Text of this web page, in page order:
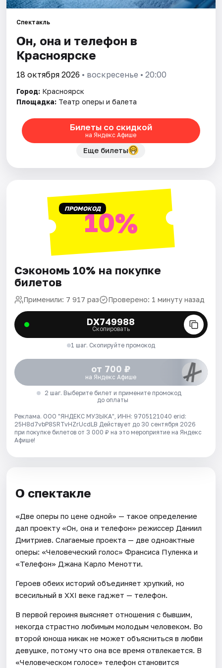
Города
Площадки
Артисты
Рейтинги
Спектакль
Он, она и телефон в
Красноярске
18 октября 2026 • воскресенье • 20:00
Город: Красноярск
Площадка: Театр оперы и балета
Билеты со скидкой
на Яндекс Афише
Еще билеты
ПРОМОКОД10%
Сэкономь 10% на покупке
билетов
Применили: 7 917 раз Проверено: 1 минуту назад
DX749988
Скопировать
1 шаг. Скопируйте промокод
от 700 ₽
на Яндекс Афише
2 шаг. Выберите билет и примените промокод
до оплаты
Реклама. ООО "ЯНДЕКС МУЗЫКА", ИНН: 9705121040 erid:
25H8d7vbP8SRTvHZrUcdLB Действует до 30 сентября 2026
при покупке билетов от 3 000 ₽ на это мероприятие на Яндекс
Афише!
О спектакле
«Две оперы по цене одной» — такое определение
дал проекту «Он, она и телефон» режиссер Даниил
Дмитриев. Слагаемые проекта — две одноактные
оперы: «Человеческий голос» Франсиса Пуленка и
«Телефон» Джана Карло Менотти.
Героев обеих историй объединяет хрупкий, но
всесильный в XXI веке гаджет — телефон.
В первой героиня выясняет отношения с бывшим,
некогда страстно любимым молодым человеком. Во
второй юноша никак не может объясниться в любви
девушке, потому что она все время отвлекается. В
«Человеческом голосе» телефон становится